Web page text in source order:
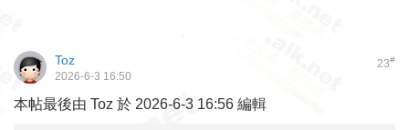
23#
Toz
2026-6-3 16:50
本帖最後由 Toz 於 2026-6-3 16:56 編輯